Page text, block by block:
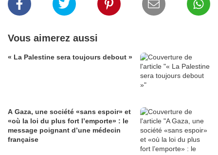
Vous aimerez aussi
« La Palestine sera toujours debout »
A Gaza, une société «sans espoir» et
«où la loi du plus fort l’emporte» : le
message poignant d’une médecin
française